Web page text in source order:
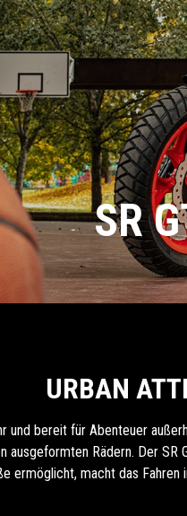
SR
URBAN
und bereit für Abenteuer
Rädern. Der
ermöglicht, macht das